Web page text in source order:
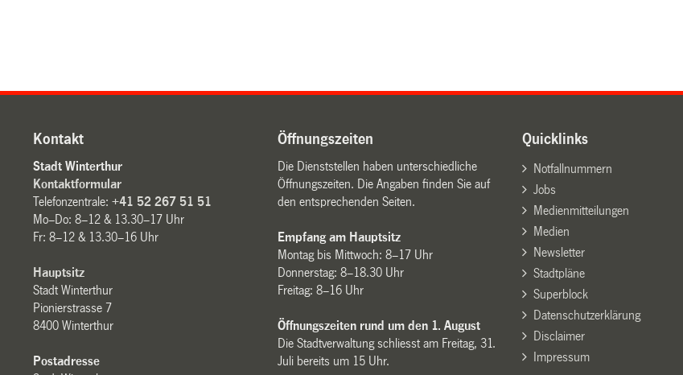
Kontakt
Stadt Winterthur
Kontaktformular
Telefonzentrale:+41 52 267 51 51
Mo–Do: 8–12 & 13.30–17 Uhr
Fr: 8–12 & 13.30–16 Uhr
Hauptsitz
Stadt Winterthur
Pionierstrasse 7
8400 Winterthur
Postadresse
Öffnungszeiten
Die Dienststellen haben unterschiedliche
Öffnungszeiten. Die Angaben finden Sie auf
den entsprechenden Seiten.
Empfang am Hauptsitz
Montag bis Mittwoch: 8–17 Uhr
Donnerstag: 8–18.30 Uhr
Freitag: 8–16 Uhr
Öffnungszeiten rund um den 1. August
Die Stadtverwaltung schliesst am Freitag, 31.
Juli bereits um 15 Uhr.
Quicklinks
Notfallnummern
Jobs
Medienmitteilungen
Medien
Newsletter
Stadtpläne
Superblock
Datenschutzerklärung
Disclaimer
Impressum